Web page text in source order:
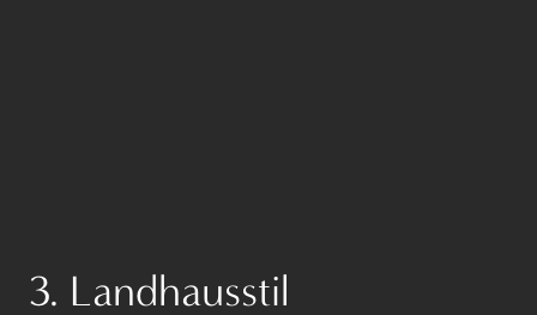
3. Landhausstil